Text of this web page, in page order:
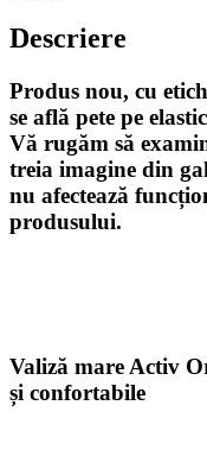
Descriere
Produs nou, cu
se află pete pe
Vă rugăm să
treia imagine din
nu afectează
produsului.
Valiză mare Activ
și confortabile